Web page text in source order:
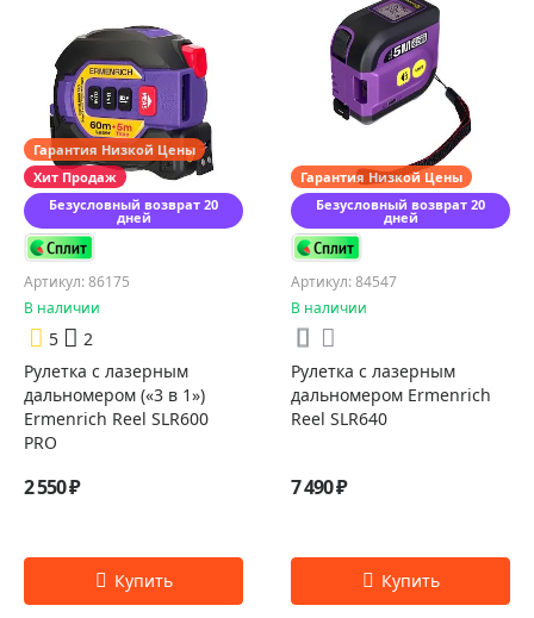
Гарантия Низкой Цены
Хит Продаж
Безусловный возврат 20
дней
Артикул: 86175
В наличии
5
2
Рулетка с лазерным
дальномером («3 в 1»)
Ermenrich Reel SLR600
PRO
2 550 ₽
Гарантия Низкой Цены
Безусловный возврат 20
дней
Артикул: 84547
В наличии
Рулетка с лазерным
дальномером Ermenrich
Reel SLR640
7 490 ₽